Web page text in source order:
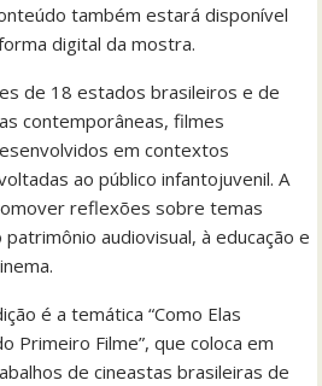
também estará disponível
digital da mostra.
de 18 estados brasileiros e de
contemporâneas, filmes
em contextos
ao público infantojuvenil. A
reflexões sobre temas
audiovisual, à educação e
é a temática “Como Elas
Primeiro Filme”, que coloca em
de cineastas brasileiras de